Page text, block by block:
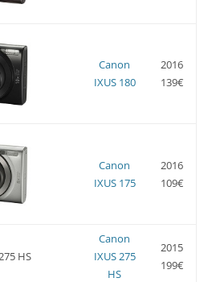
Canon
IXUS 180
2016
139€
Canon
IXUS 175
2016
109€
Canon
IXUS 275
HS
2015
199€